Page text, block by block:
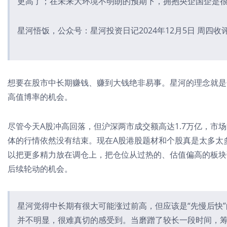
星河悟饭，公众号：星河投资日记2024年12月5日 周四收
想要在股市中长期赚钱、赚到大钱绝非易事。星河的理念就是
高值博率的机会。
尽管今天A股冲高回落，但沪深两市成交额高达1.7万亿，市
体的行情依然没有结束。现在A股港股题材和个股真是太多
以把更多精力放在调仓上，把仓位从过热的、估值偏高的板
后续轮动的机会。
星河觉得中长期有很大可能涨过前高，但应该是“先慢后
并不明显，很难真切的感受到。当磨蹭了较长一段时间，